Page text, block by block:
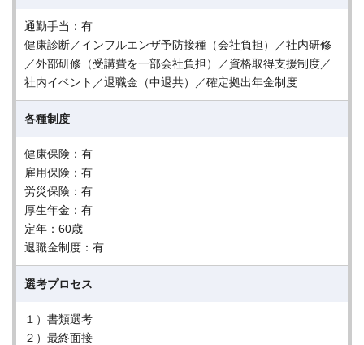
通勤手当：有
健康診断／インフルエンザ予防接種（会社負担）／社内研修
／外部研修（受講費を一部会社負担）／資格取得支援制度／
社内イベント／退職金（中退共）／確定拠出年金制度
各種制度
健康保険：有
雇用保険：有
労災保険：有
厚生年金：有
定年：60歳
退職金制度：有
選考プロセス
１）書類選考
２）最終面接